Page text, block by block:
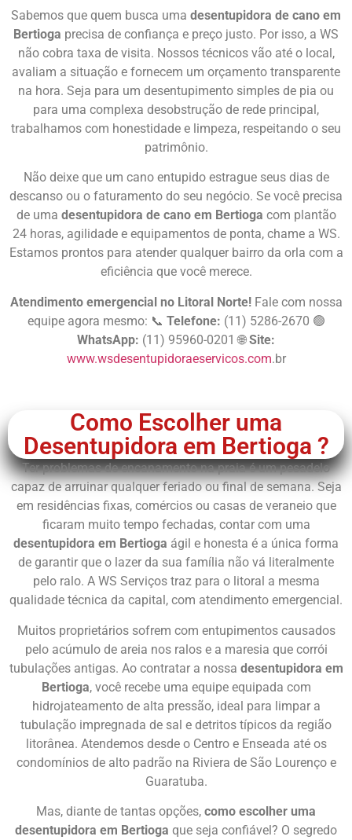
Sabemos que quem busca uma desentupidora de cano em
Bertioga precisa de confiança e preço justo. Por isso, a WS
não cobra taxa de visita. Nossos técnicos vão até o local,
avaliam a situação e fornecem um orçamento transparente
na hora. Seja para um desentupimento simples de pia ou
para uma complexa desobstrução de rede principal,
trabalhamos com honestidade e limpeza, respeitando o seu
patrimônio.
Não deixe que um cano entupido estrague seus dias de
descanso ou o faturamento do seu negócio. Se você precisa
de uma desentupidora de cano em Bertioga com plantão
24 horas, agilidade e equipamentos de ponta, chame a WS.
Estamos prontos para atender qualquer bairro da orla com a
eficiência que você merece.
Atendimento emergencial no Litoral Norte!Fale com nossa
equipe agora mesmo: 📞 Telefone: (11) 5286-2670 🟢
WhatsApp: (11) 95960-0201 🌐Site:
www.wsdesentupidoraeservicos.com.br
Como Escolher uma
Desentupidora em Bertioga ?
Ter problemas de encanamento na praia é um pesadelo
capaz de arruinar qualquer feriado ou final de semana. Seja
em residências fixas, comércios ou casas de veraneio que
ficaram muito tempo fechadas, contar com uma
desentupidora em Bertioga ágil e honesta é a única forma
de garantir que o lazer da sua família não vá literalmente
pelo ralo. A WS Serviços traz para o litoral a mesma
qualidade técnica da capital, com atendimento emergencial.
Muitos proprietários sofrem com entupimentos causados
pelo acúmulo de areia nos ralos e a maresia que corrói
tubulações antigas. Ao contratar a nossa desentupidora em
Bertioga, você recebe uma equipe equipada com
hidrojateamento de alta pressão, ideal para limpar a
tubulação impregnada de sal e detritos típicos da região
litorânea. Atendemos desde o Centro e Enseada até os
condomínios de alto padrão na Riviera de São Lourenço e
Guaratuba.
Mas, diante de tantas opções, como escolher uma
desentupidora em Bertioga que seja confiável? O segredo